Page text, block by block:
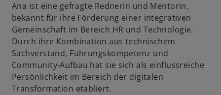
Ana ist eine gefragte Rednerin und Mentorin,
bekannt für ihre Förderung einer integrativen
Gemeinschaft im Bereich HR und Technologie.
Durch ihre Kombination aus technischem
Sachverstand, Führungskompetenz und
Community-Aufbau hat sie sich als einflussreiche
Persönlichkeit im Bereich der digitalen
Transformation etabliert.